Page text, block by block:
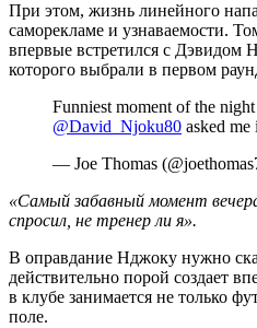
При этом, жизнь линейного
саморекламе и узнаваемости.
впервые встретился с Дэвидом
которого выбрали в первом
Funniest moment of the
@David_Njoku80 asked me
— Joe Thomas
«Самый забавный момент
спросил, не тренер ли я».
В оправдание Нджоку нужно
действительно порой создает
в клубе занимается не только
поле.